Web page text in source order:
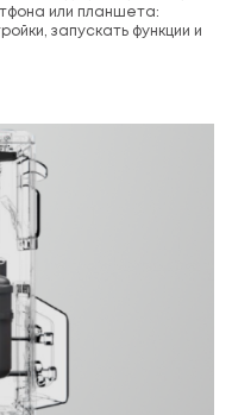
или планшета:
запускать функции и